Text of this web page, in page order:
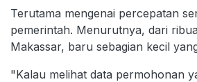
Terutama mengenai percepatan
pemerintah. Menurutnya, dari
Makassar, baru sebagian kecil
"Kalau melihat data permohonan